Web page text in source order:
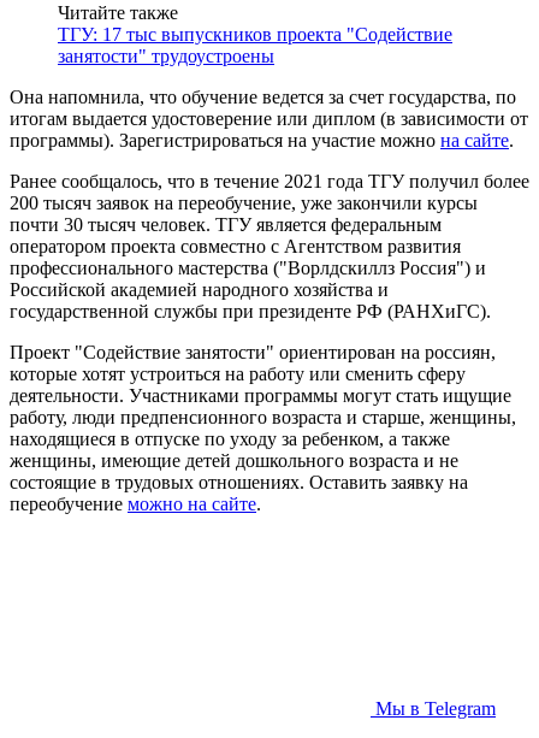
Читайте также
ТГУ: 17 тыс выпускников проекта "Содействие
занятости" трудоустроены
Она напомнила, что обучение ведется за счет государства, по
итогам выдается удостоверение или диплом (в зависимости от
программы). Зарегистрироваться на участие можно на сайте.
Ранее сообщалось, что в течение 2021 года ТГУ получил более
200 тысяч заявок на переобучение, уже закончили курсы
почти 30 тысяч человек. ТГУ является федеральным
оператором проекта совместно с Агентством развития
профессионального мастерства ("Ворлдскиллз Россия") и
Российской академией народного хозяйства и
государственной службы при президенте РФ (РАНХиГС).
Проект "Содействие занятости" ориентирован на россиян,
которые хотят устроиться на работу или сменить сферу
деятельности. Участниками программы могут стать ищущие
работу, люди предпенсионного возраста и старше, женщины,
находящиеся в отпуске по уходу за ребенком, а также
женщины, имеющие детей дошкольного возраста и не
состоящие в трудовых отношениях. Оставить заявку на
переобучение можно на сайте.
Мы в Telegram